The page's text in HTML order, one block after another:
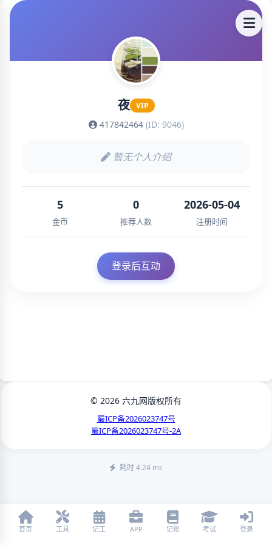
首页 工具 记工 APP 记账 考试 登录
夜 VIP
417842464 (ID: 9046)
暂无个人介绍
5
金币
0
推荐人数
2026-05-04
注册时间
登录后互动
© 2026 六九网版权所有
蜀ICP备2026023747号
蜀ICP备2026023747号-2A
耗时 4.24 ms